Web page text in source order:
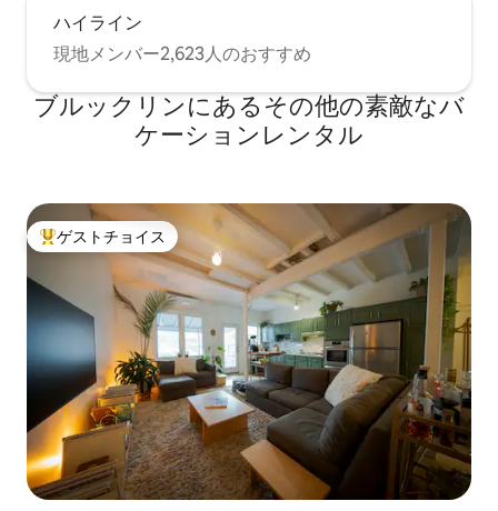
ハイライン
現地メンバー2,623人のおすすめ
ブルックリンにあるその他の素敵なバ
ケーションレンタル
大好評のゲストチョイスです。
ゲストチョイス